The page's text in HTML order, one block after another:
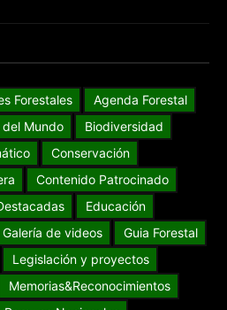
Forestales
Agenda Forestal
del Mundo
Biodiversidad
Conservación
Contenido Patrocinado
Educación
Galería de videos
Guia Forestal
Legislación y proyectos
Memorias&Reconocimientos